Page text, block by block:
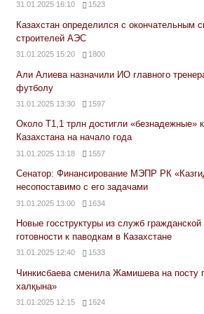
31.01.2025 16:10 1523
Казахстан определился с окончательным
строителей АЭС
31.01.2025 15:20 1800
Али Алиева назначили ИО главного
футболу
31.01.2025 13:30 1597
Около Т1,1 трлн достигли «безнадежные»
Казахстана на начало года
31.01.2025 13:18 1557
Сенатор: Финансирование МЭПР РК
несопоставимо с его задачами
31.01.2025 13:00 1634
Новые госструктуры из служб
готовности к паводкам в Казахстане
31.01.2025 12:40 1533
Чинкисбаева сменила Жамишева на посту
халқына»
31.01.2025 12:15 1624